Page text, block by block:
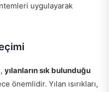
uygulayarak
yılanların sık bulunduğu
önemlidir. Yılan ısırıkları,